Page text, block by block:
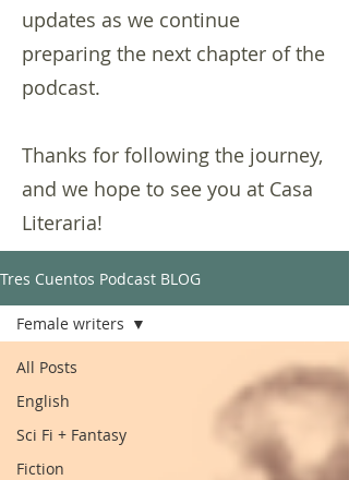
updates as we continue
preparing the next chapter of the
podcast.
Thanks for following the journey,
and we hope to see you at Casa
Literaria!
Tres Cuentos Podcast BLOG
All Posts
English
Sci Fi + Fantasy
Fiction
Female writers